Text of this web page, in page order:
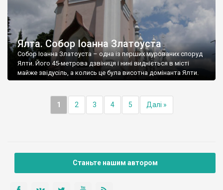
Ялта. Собор Іоанна Златоуста
Собор Іоанна Златоуста – одна із перших мурованих споруд
Ялти. Його 45-метрова дзвіниця і нині видніється в місті
майже звідусіль, а колись це була висотна домінанта Ялти.
1 2 3 4 5 Далі »
Станьте нашим автором